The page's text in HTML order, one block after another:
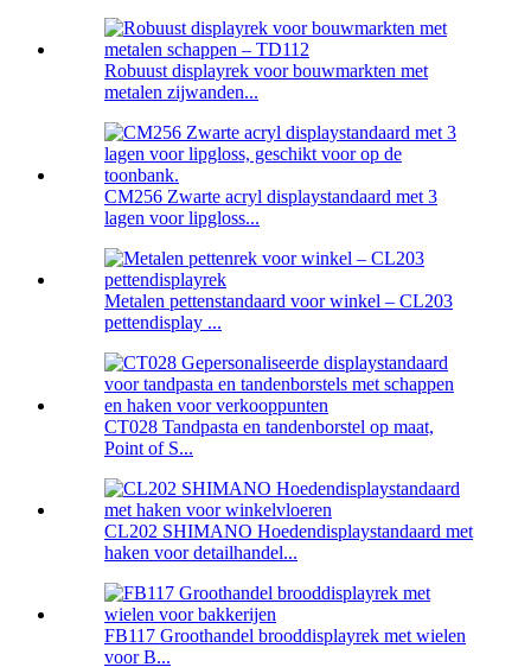
Robuust displayrek voor bouwmarkten met
metalen zijwanden...
CM256 Zwarte acryl displaystandaard met 3
lagen voor lipgloss...
Metalen pettenstandaard voor winkel – CL203
pettendisplay ...
CT028 Tandpasta en tandenborstel op maat,
Point of S...
CL202 SHIMANO Hoedendisplaystandaard met
haken voor detailhandel...
FB117 Groothandel brooddisplayrek met wielen
voor B...